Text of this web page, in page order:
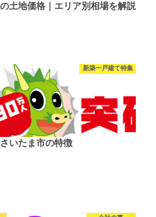
の土地価格｜エリア別相場を解説
新築一戸建て特集
さいたま市の特徴